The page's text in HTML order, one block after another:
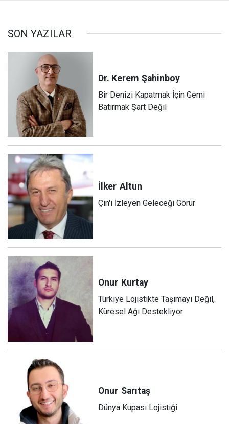
SON YAZILAR
Dr. Kerem Şahinboy
Bir Denizi Kapatmak İçin Gemi
Batırmak Şart Değil
İlker Altun
Çin'i İzleyen Geleceği Görür
Onur Kurtay
Türkiye Lojistikte Taşımayı Değil,
Küresel Ağı Destekliyor
Onur Sarıtaş
Dünya Kupası Lojistiği